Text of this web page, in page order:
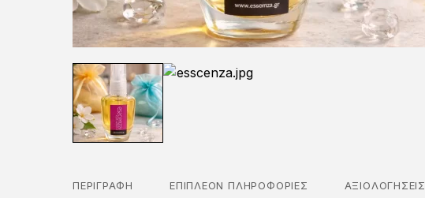
ΠΕΡΙΓΡΑΦΉ ΕΠΙΠΛΈΟΝ ΠΛΗΡΟΦΟΡΊΕΣ ΑΞΙΟΛΟΓΉΣΕΙΣ